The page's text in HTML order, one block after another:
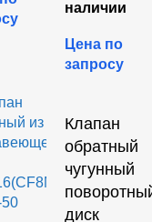
наличии
Цена по
запросу
Клапан
обратный
чугунный
диск